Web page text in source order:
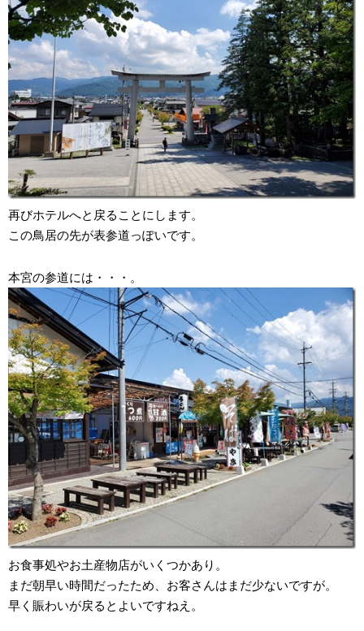
再びホテルへと戻ることにします。
この鳥居の先が表参道っぽいです。
本宮の参道には・・・。
お食事処やお土産物店がいくつかあり。
まだ朝早い時間だったため、お客さんはまだ少ないですが。
早く賑わいが戻るとよいですねえ。